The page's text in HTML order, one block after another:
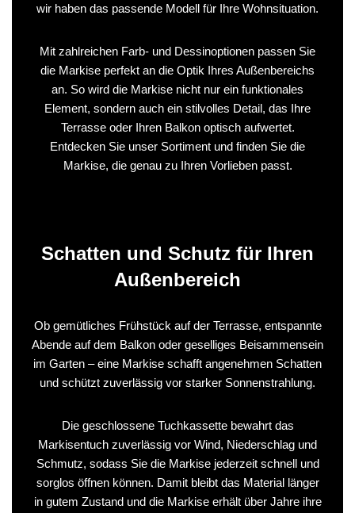
wir haben das passende Modell für Ihre Wohnsituation.
Mit zahlreichen Farb- und Dessinoptionen passen Sie
die Markise perfekt an die Optik Ihres Außenbereichs
an. So wird die Markise nicht nur ein funktionales
Element, sondern auch ein stilvolles Detail, das Ihre
Terrasse oder Ihren Balkon optisch aufwertet.
Entdecken Sie unser Sortiment und finden Sie die
Markise, die genau zu Ihren Vorlieben passt.
Schatten und Schutz für Ihren
Außenbereich
Ob gemütliches Frühstück auf der Terrasse, entspannte
Abende auf dem Balkon oder geselliges Beisammensein
im Garten – eine Markise schafft angenehmen Schatten
und schützt zuverlässig vor starker Sonnenstrahlung.
Die geschlossene Tuchkassette bewahrt das
Markisentuch zuverlässig vor Wind, Niederschlag und
Schmutz, sodass Sie die Markise jederzeit schnell und
sorglos öffnen können. Damit bleibt das Material länger
in gutem Zustand und die Markise erhält über Jahre ihre